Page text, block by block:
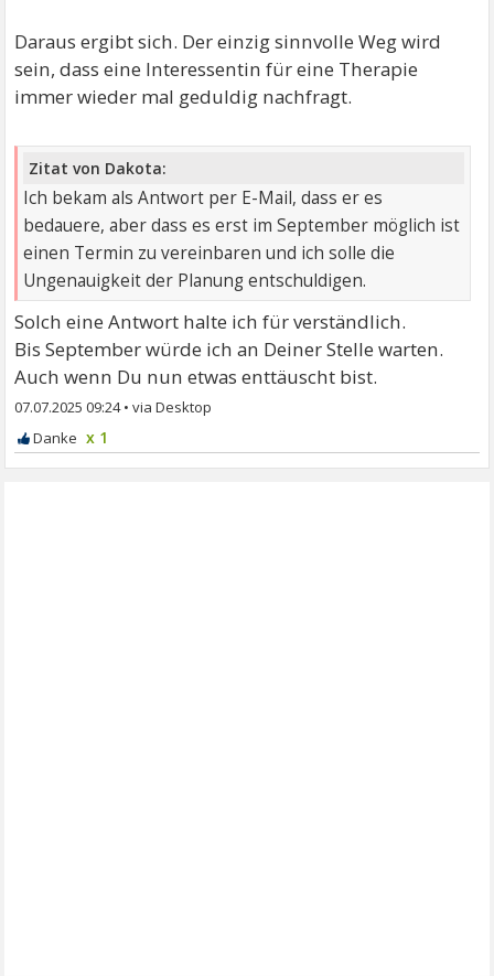
Daraus ergibt sich. Der einzig sinnvolle Weg wird
sein, dass eine Interessentin für eine Therapie
immer wieder mal geduldig nachfragt.
Zitat von Dakota:
Ich bekam als Antwort per E-Mail, dass er es
bedauere, aber dass es erst im September möglich ist
einen Termin zu vereinbaren und ich solle die
Ungenauigkeit der Planung entschuldigen.
Solch eine Antwort halte ich für verständlich.
Bis September würde ich an Deiner Stelle warten.
Auch wenn Du nun etwas enttäuscht bist.
07.07.2025 09:24•
x 1